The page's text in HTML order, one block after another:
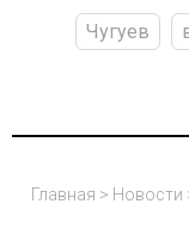
Чугуев
Главная > Новости